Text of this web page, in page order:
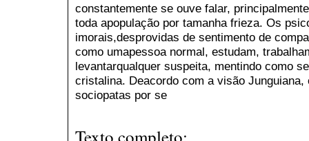
constantemente se ouve falar,
toda apopulação por tamanha frieza. Os
imorais,desprovidas de sentimento de
como umapessoa normal, estudam,
levantarqualquer suspeita, mentindo como
cristalina. Deacordo com a visão
sociopatas por se